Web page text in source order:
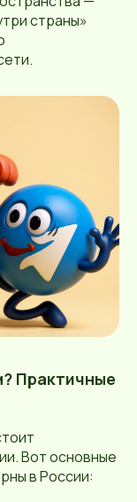
страны»
Практичные
Вот основные
в России: